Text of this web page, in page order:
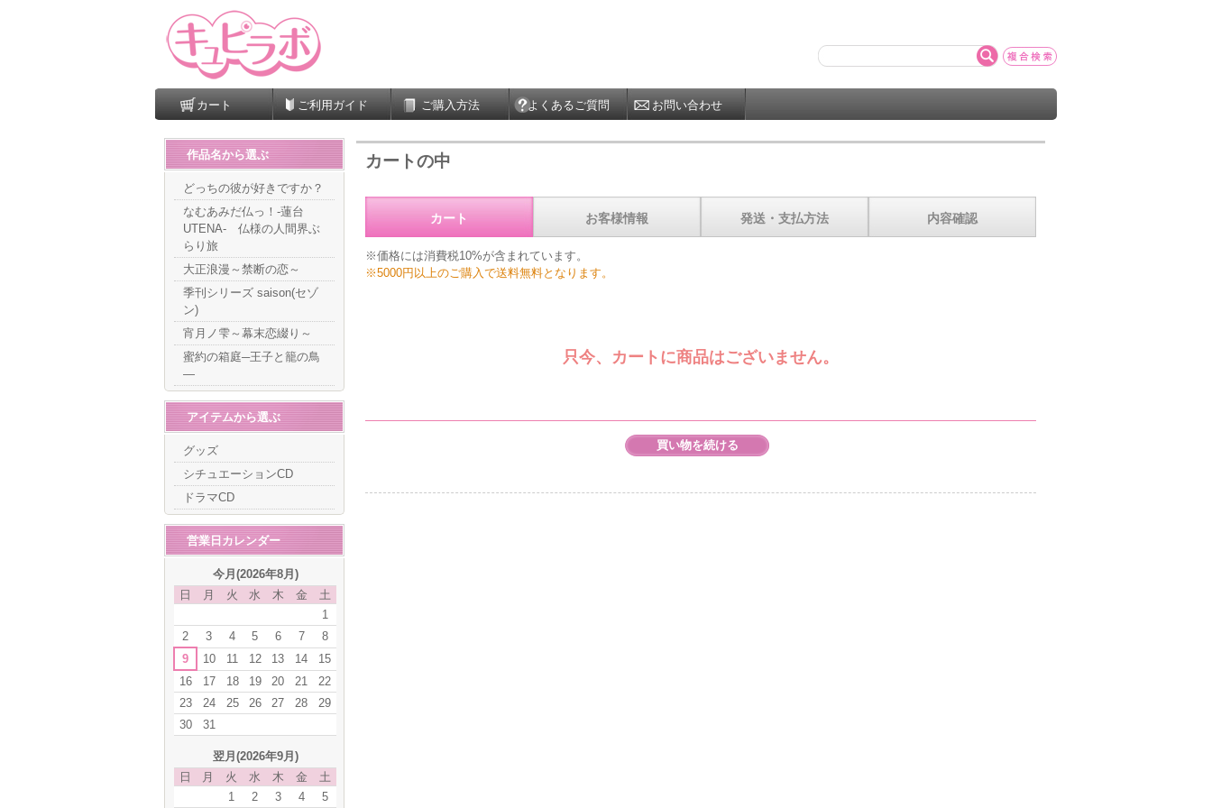
カート ご利用ガイド ご購入方法 よくあるご質問 お問い合わせ
カートの中
カート お客様情報 発送・支払方法 内容確認
※価格には消費税10%が含まれています。
※5000円以上のご購入で送料無料となります。
只今、カートに商品はございません。
作品名から選ぶ
どっちの彼が好きですか？
なむあみだ仏っ！-蓮台
UTENA- 仏様の人間界ぶ
らり旅
大正浪漫～禁断の恋～
季刊シリーズ saison(セゾ
ン)
宵月ノ雫～幕末恋綴り～
蜜約の箱庭─王子と籠の鳥
―
アイテムから選ぶ
グッズ
シチュエーションCD
ドラマCD
営業日カレンダー
今月(2026年8月)
日
月 火 水 木 金
土
1
2
3 4 5 6 7
8
9
10 11 12 13 14
15
16
17 18 19 20 21
22
23
24 25 26 27 28
29
30
31
翌月(2026年9月)
日
月 火 水 木 金
土
1
2 3 4 5